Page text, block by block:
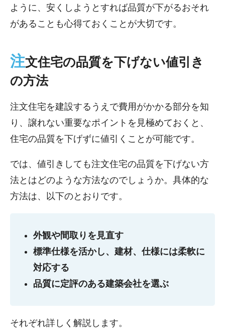
ように、安くしようとすれば品質が下がるおそれ
があることも心得ておくことが大切です。
注文住宅の品質を下げない値引き
の方法
注文住宅を建設するうえで費用がかかる部分を知
り、譲れない重要なポイントを見極めておくと、
住宅の品質を下げずに値引くことが可能です。
では、値引きしても注文住宅の品質を下げない方
法とはどのような方法なのでしょうか。具体的な
方法は、以下のとおりです。
外観や間取りを見直す
標準仕様を活かし、建材、仕様には柔軟に
対応する
品質に定評のある建築会社を選ぶ
それぞれ詳しく解説します。